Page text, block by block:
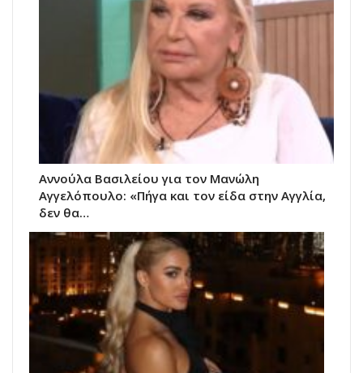
Αννούλα Βασιλείου για τον Μανώλη
Αγγελόπουλο: «Πήγα και τον είδα στην Αγγλία,
δεν θα…